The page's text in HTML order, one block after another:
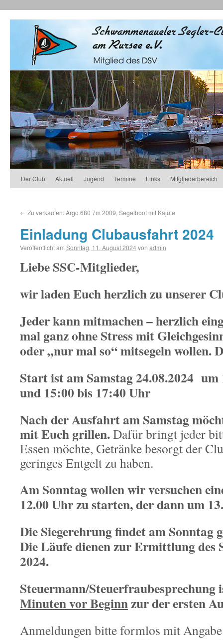
Der Club Aktuell Jugend Termine Links Mitgliederbereich
← Zu verkaufen: Argo 680 7m 2009, Segelboot mit Kajüte
Einladung Clubausfahrt 2024
Veröffentlicht am Sonntag, 11. August 2024von admin
Liebe SSC-Mitglieder,
wir laden Euch herzlich zu unserer
Jeder kann mitmachen – herzlich
mal ganz ohne Stress mit
oder „nur mal so“ mitsegeln wollen.
Start ist amSamstag 24.08.2024
und 15:00 bis 17:40 Uhr
Nach der Ausfahrt am Samstag
mit Euch grillen.Dafür bringt jeder
Essen möchte, Getränke besorgt der
geringes Entgelt zu haben.
Am Sonntag wollen wir versuchen
12.00 Uhr zu starten, der dann um
Die Siegerehrung findet am Sonntag
Die Läufe dienen zur Ermittlung des
2024.
Steuermann/Steuerfraubesprechung
Minuten vor Beginnzur der ersten
Anmeldungen bitte formlos mit